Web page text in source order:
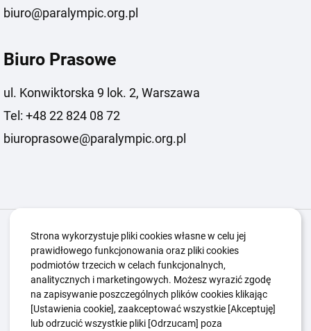
biuro@paralympic.org.pl
Biuro Prasowe
ul. Konwiktorska 9 lok. 2, Warszawa
Tel: +48 22 824 08 72
biuroprasowe@paralympic.org.pl
Igrzyska Paralimpijskie O nas
Kwalifikacje ZSK
Kluby Aktualności
Edukacja
Guttmanny Kontakt
Polityka Ochrony Dzieci Sygnaliści
Strona wykorzystuje pliki cookies własne w celu jej
prawidłowego funkcjonowania oraz pliki cookies
podmiotów trzecich w celach funkcjonalnych,
analitycznych i marketingowych. Możesz wyrazić zgodę
na zapisywanie poszczególnych plików cookies klikając
[Ustawienia cookie], zaakceptować wszystkie [Akceptuję]
lub odrzucić wszystkie pliki [Odrzucam] poza